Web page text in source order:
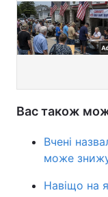
Вас також
Вчені
може
Навіщо на